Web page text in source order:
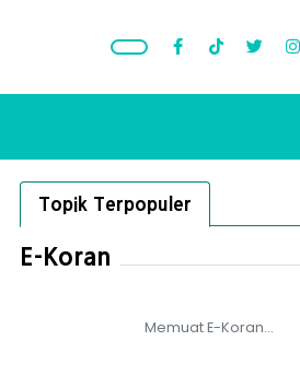
Topik Terpopuler
E-Koran
Memuat E-Koran...